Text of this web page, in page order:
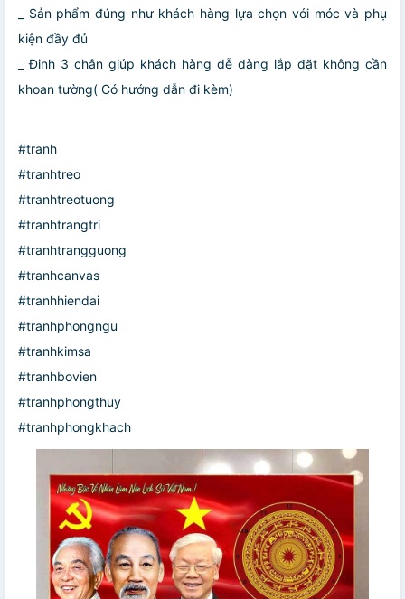
_ Sản phẩm đúng như khách hàng lựa chọn với móc và phụ
kiện đầy đủ
_ Đinh 3 chân giúp khách hàng dễ dàng lắp đặt không cần
khoan tường( Có hướng dẫn đi kèm)
#tranh
#tranhtreo
#tranhtreotuong
#tranhtrangtri
#tranhtrangguong
#tranhcanvas
#tranhhiendai
#tranhphongngu
#tranhkimsa
#tranhbovien
#tranhphongthuy
#tranhphongkhach